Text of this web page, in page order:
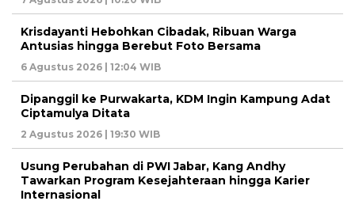
Krisdayanti Hebohkan Cibadak, Ribuan Warga
Antusias hingga Berebut Foto Bersama
6 Agustus 2026 | 12:04 WIB
Dipanggil ke Purwakarta, KDM Ingin Kampung Adat
Ciptamulya Ditata
2 Agustus 2026 | 19:30 WIB
Usung Perubahan di PWI Jabar, Kang Andhy
Tawarkan Program Kesejahteraan hingga Karier
Internasional